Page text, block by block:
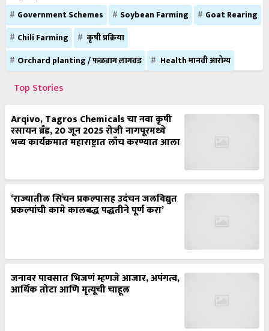
Government Schemes Soybean Farming
Goat Rearing
Chili Farming
कृषी प्रक्रिया
Orchard planting / फळबाग लागवड
Health मानवी आरोग्य
Top Stories
Arqivo, Tagros Chemicals चा नवा कृषी
रसायन ब्रँड, 20 जून 2025 रोजी नागपूरमध्ये
भव्य कार्यक्रमात महाराष्ट्रात लाँच करण्यात आला
‘राज्यातील सिंचन प्रकल्पासह उदंचन जलविद्युत
प्रकल्पांची कामे कालबद्ध पद्धतीने पूर्ण करा’
जनावर पावसात भिजणं म्हणजे आजार, अपंगत्व,
आर्थिक तोटा आणि मृत्यूची चाहूल